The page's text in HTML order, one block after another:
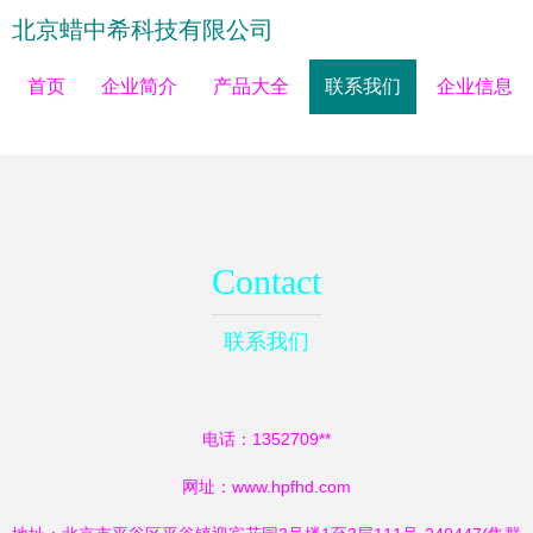
北京蜡中希科技有限公司
首页 企业简介 产品大全 联系我们 企业信息
Contact
联系我们
电话：1352709**
网址： www.hpfhd.com